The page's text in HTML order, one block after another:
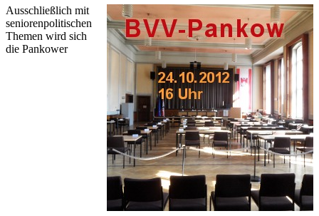
Ausschließlich mit
seniorenpolitischen
Themen wird sich
die Pankower